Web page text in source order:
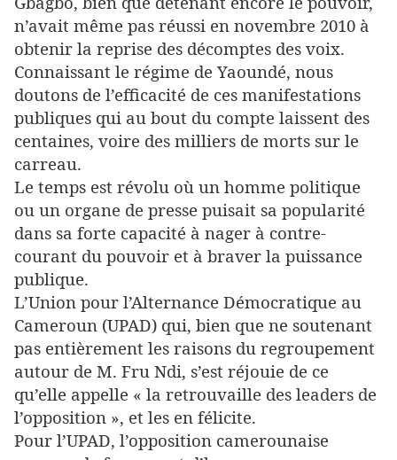
n’avait même pas réussi en novembre 2010 à
obtenir la reprise des décomptes des voix.
Connaissant le régime de Yaoundé, nous
doutons de l’efficacité de ces manifestations
publiques qui au bout du compte laissent des
centaines, voire des milliers de morts sur le
carreau.
Le temps est révolu où un homme politique
ou un organe de presse puisait sa popularité
dans sa forte capacité à nager à contre-
courant du pouvoir et à braver la puissance
publique.
L’Union pour l’Alternance Démocratique au
Cameroun (UPAD) qui, bien que ne soutenant
pas entièrement les raisons du regroupement
autour de M. Fru Ndi, s’est réjouie de ce
qu’elle appelle « la retrouvaille des leaders de
l’opposition », et les en félicite.
Pour l’UPAD, l’opposition camerounaise